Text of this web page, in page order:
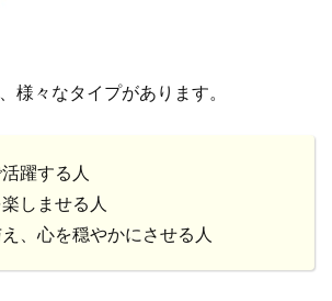
様々なタイプがあります。
躍する人
しませる人
、心を穏やかにさせる人